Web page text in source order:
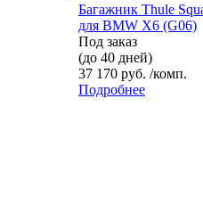
Багажник Thule
для BMW X6 (G06)
Под заказ
(до 40 дней)
37 170 руб. /комп.
Подробнее